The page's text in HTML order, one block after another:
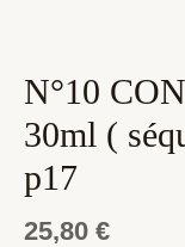
N°10
30ml (
p17
25,80 €